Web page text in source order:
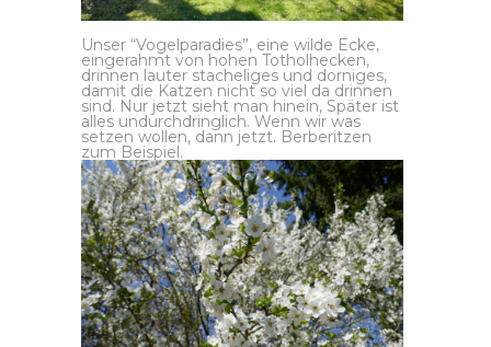
Unser “Vogelparadies”, eine wilde Ecke,
eingerahmt von hohen Totholhecken,
drinnen lauter stacheliges und dorniges,
damit die Katzen nicht so viel da drinnen
sind. Nur jetzt sieht man hinein, Später ist
alles undurchdringlich. Wenn wir was
setzen wollen, dann jetzt. Berberitzen
zum Beispiel.